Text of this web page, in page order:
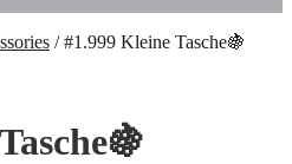
/#1.999 Kleine Tasche🍇